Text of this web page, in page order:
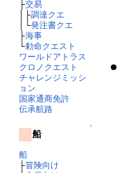
├交易
│├調達クエ
│└発注書クエ
├海事
└勅命クエスト
ワールドアトラス
クロノクエスト
チャレンジミッシ
ョン
国家通商免許
伝承航路
↑
船
船
├冒険向け